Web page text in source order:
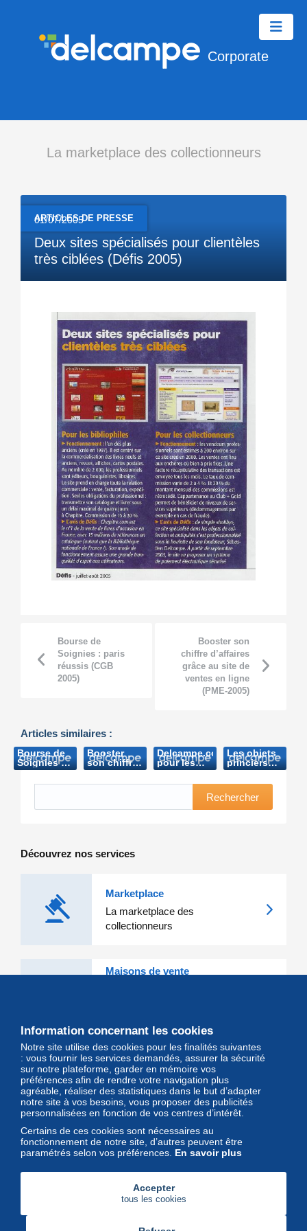
Corporate
La marketplace des collectionneurs
ARTICLES DE PRESSE
01/07/2005
Deux sites spécialisés pour clientèles
très ciblées (Défis 2005)
Bourse de
Soignies : paris
réussis (CGB
2005)
Booster son
chiffre d’affaires
grâce au site de
ventes en ligne
(PME-2005)
Articles similaires :
Bourse de
Soignies :
paris
réussis
Booster
son chiffre
d’affaires
grâce au
ligne (PME-
Delcampe.com,
pour les
collectionneurs
( Courrier
de l’Escaut-
Les objets
princiers
aux
enchères
sur internet
à partir
d’aujourd’hui
Rechercher
Découvrez nos services
Marketplace
La marketplace des
collectionneurs
Maisons de vente
Magazine
Un regard unique et décalé sur
l'univers des timbres et leurs
collectionneurs
Information concernant les cookies
Notre site utilise des cookies pour les finalités suivantes
: vous fournir les services demandés, assurer la sécurité
sur notre plateforme, garder en mémoire vos
préférences afin de rendre votre navigation plus
agréable, réaliser des statistiques dans le but d’adapter
notre site à vos besoins, vous proposer des publicités
personnalisées en fonction de vos centres d’intérêt.
Certains de ces cookies sont nécessaires au
fonctionnement de notre site, d’autres peuvent être
paramétrés selon vos préférences. En savoir plus
Accepter
tous les cookies